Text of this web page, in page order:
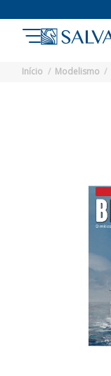
Início Modelismo